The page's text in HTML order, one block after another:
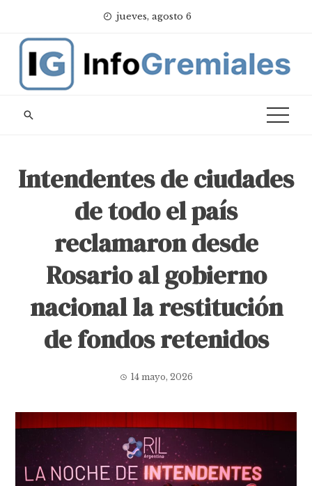
content
jueves, agosto 6
Intendentes de ciudades
de todo el país
reclamaron desde
Rosario al gobierno
nacional la restitución
de fondos retenidos
14 mayo, 2026